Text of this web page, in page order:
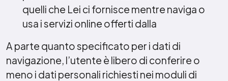
quelli che Lei ci fornisce mentre naviga o
usa i servizi online offerti dalla
A parte quanto specificato per i dati di
navigazione, l’utente è libero di conferire o
meno i dati personali richiesti nei moduli di